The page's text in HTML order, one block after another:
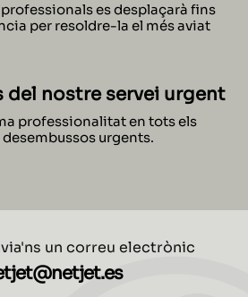
es desplaçarà fins
per resoldre-la el més aviat
del nostre servei urgent
professionalitat en tots els
urgents.
un correu electrònic